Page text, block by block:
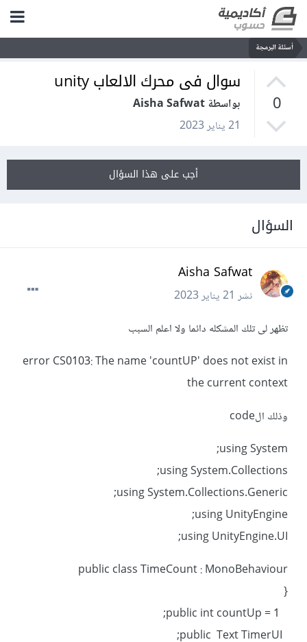
أسئلة البرمجة
0
سوال فى محرك الالعاب unity
بواسطة Aisha Safwat
21 يناير 2023
أجب على هذا السؤال
السؤال
Aisha Safwat
نشر21 يناير 2023
تظهر لى تلك المشكله دائما ولا اعلم السبب
error CS0103: The name 'countUP' does not exist in
the current context
وذلك الcode
using System;
using System.Collections;
using System.Collections.Generic;
using UnityEngine;
using UnityEngine.UI;
public class TimeCount : MonoBehaviour
{